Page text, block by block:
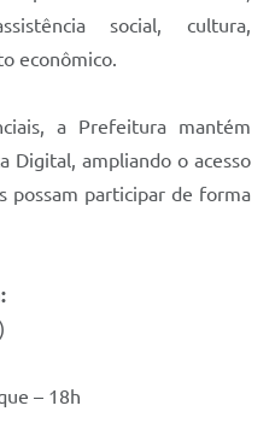
social, cultura,
econômico.
a Prefeitura mantém
Digital, ampliando o acesso
possam participar de forma
– 18h